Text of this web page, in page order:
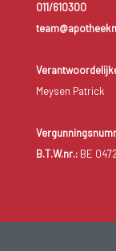
011/610300
Meysen Patrick
B.T.W.nr.:BE